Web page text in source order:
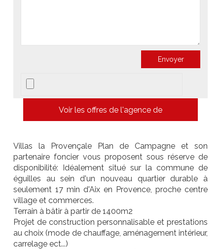
Voir les offres de l'agence de
Villas la Provençale Plan de Campagne et son
partenaire foncier vous proposent sous réserve de
disponibilité: Idéalement situé sur la commune de
éguilles au sein d'un nouveau quartier durable à
seulement 17 min d'Aix en Provence, proche centre
village et commerces.
Terrain à bâtir à partir de 1400m2
Projet de construction personnalisable et prestations
au choix (mode de chauffage, aménagement intérieur,
carrelage ect...)